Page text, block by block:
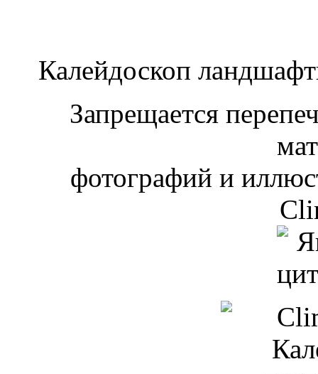
Калейдоскоп
Запрещается
фотографий и